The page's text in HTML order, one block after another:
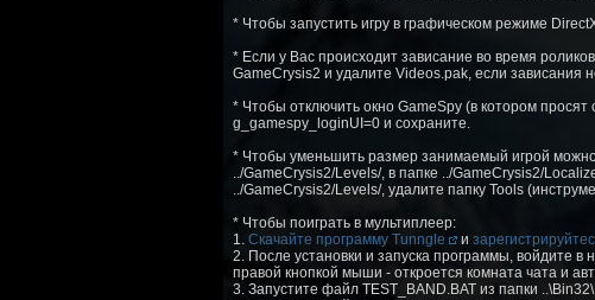
* Чтобы запустить игру в графическом режиме
* Если у Вас происходит зависание во время
GameCrysis2 и удалите Videos.pak, если зависания
* Чтобы отключить окно GameSpy (в котором
g_gamespy_loginUI=0 и сохраните.
* Чтобы уменьшить размер занимаемый игрой
../GameCrysis2/Levels/, в папке ../GameCrysis2/
../GameCrysis2/Levels/, удалите папку Tools
* Чтобы поиграть в мультиплеер:
1. Скачайте программу Tunngle и
2. После установки и запуска программы, войдите в
правой кнопкой мыши - откроется комната чата и
3. Запустите файл TEST_BAND.BAT из папки